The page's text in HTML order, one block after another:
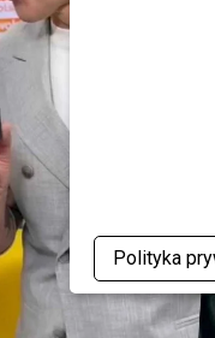
Polityka